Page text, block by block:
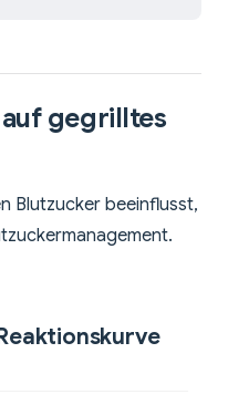
gegrilltes
Blutzucker beeinflusst,